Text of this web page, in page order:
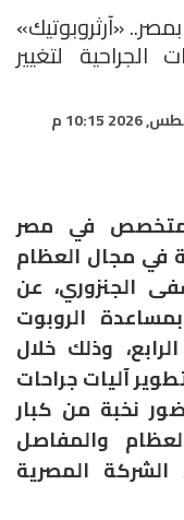
«آرثروبوتيك»
الجراحية لتغيير
متخصص في مصر
في مجال العظام
الجنزوري، عن
الروبوت
وذلك خلال
آليات جراحات
نخبة من كبار
والمفاصل
المصرية